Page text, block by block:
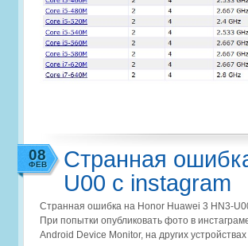
Странная
U00 с instagram
Странная ошибка на Honor Huawei 3 HN3-
При попытки опубликовать фото в
Android Device Monitor, на других
08
ФЕВ